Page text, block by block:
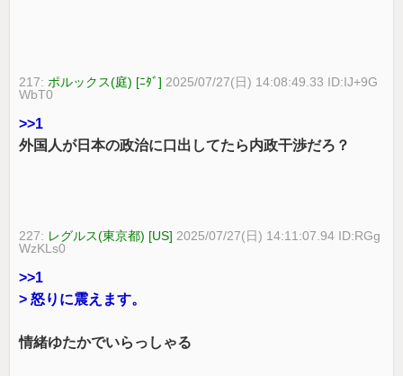
217: ポルックス(庭) [ﾆﾀﾞ] 2025/07/27(日) 14:08:49.33 ID:IJ+9G
WbT0
>>1
外国人が日本の政治に口出してたら内政干渉だろ？
227: レグルス(東京都) [US] 2025/07/27(日) 14:11:07.94 ID:RGg
WzKLs0
>>1
> 怒りに震えます。
情緒ゆたかでいらっしゃる